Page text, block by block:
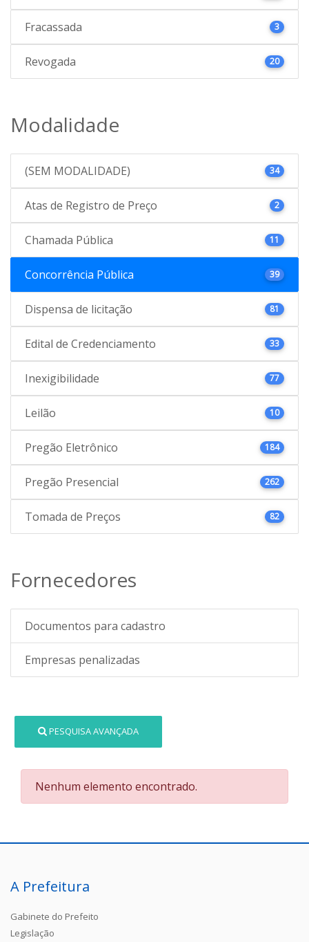
Fracassada 3
Revogada 20
Modalidade
(SEM MODALIDADE) 34
Atas de Registro de Preço 2
Chamada Pública 11
Concorrência Pública 39
Dispensa de licitação 81
Edital de Credenciamento 33
Inexigibilidade 77
Leilão 10
Pregão Eletrônico 184
Pregão Presencial 262
Tomada de Preços 82
Fornecedores
Documentos para cadastro
Empresas penalizadas
PESQUISA AVANÇADA
Nenhum elemento encontrado.
A Prefeitura
Gabinete do Prefeito
Legislação